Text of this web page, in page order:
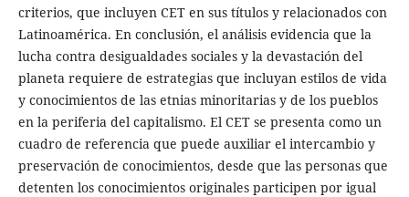
criterios, que incluyen CET en sus títulos y relacionados con
Latinoamérica. En conclusión, el análisis evidencia que la
lucha contra desigualdades sociales y la devastación del
planeta requiere de estrategias que incluyan estilos de vida
y conocimientos de las etnias minoritarias y de los pueblos
en la periferia del capitalismo. El CET se presenta como un
cuadro de referencia que puede auxiliar el intercambio y
preservación de conocimientos, desde que las personas que
detenten los conocimientos originales participen por igual